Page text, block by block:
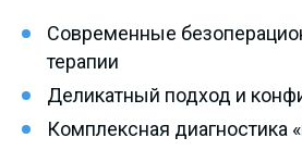
Современные
терапии
Деликатный подход и
Комплексная диагностика